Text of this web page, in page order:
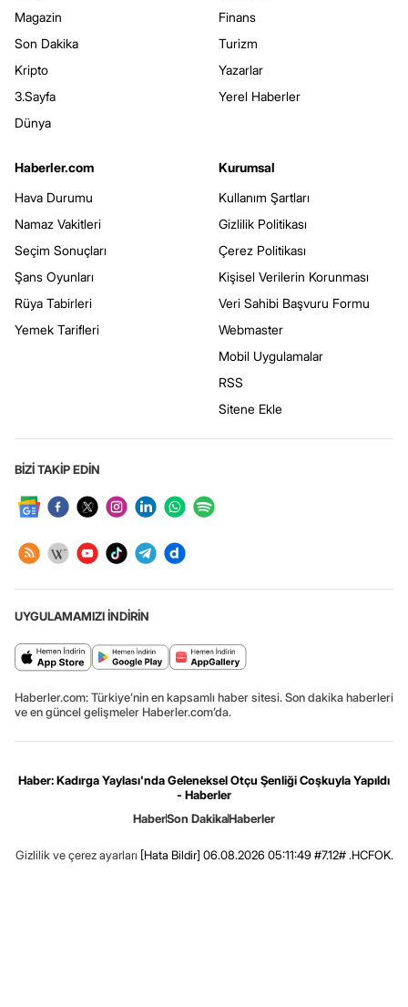
Magazin
Son Dakika
Kripto
3.Sayfa
Dünya
Finans
Turizm
Yazarlar
Yerel Haberler
Haberler.com
Hava Durumu
Namaz Vakitleri
Seçim Sonuçları
Şans Oyunları
Rüya Tabirleri
Yemek Tarifleri
Kurumsal
Kullanım Şartları
Gizlilik Politikası
Çerez Politikası
Kişisel Verilerin Korunması
Veri Sahibi Başvuru Formu
Webmaster
Mobil Uygulamalar
RSS
Sitene Ekle
BİZİ TAKİP EDİN
UYGULAMAMIZI İNDİRİN
Haberler.com: Türkiye’nin en kapsamlı haber sitesi. Son dakika haberleri
ve en güncel gelişmeler Haberler.com’da.
Haber: Kadırga Yaylası'nda Geleneksel Otçu Şenliği Coşkuyla Yapıldı
- Haberler
HaberSon DakikaHaberler
Gizlilik ve çerez ayarları [Hata Bildir] 06.08.2026 05:11:49 #7.12# .HCFOK.